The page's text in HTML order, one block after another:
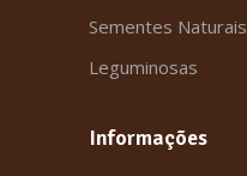
Sementes Naturais
Leguminosas
Informações